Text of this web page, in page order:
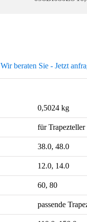
Wir beraten Sie - Jetzt
0,5024 kg
für Trapezteller
38.0, 48.0
12.0, 14.0
60, 80
passende